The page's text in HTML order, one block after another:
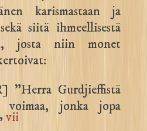
karismastaan ja
siitä ihmeellisestä
josta niin monet
”Herra Gurdjieffistä
voimaa, jonka jopa
vii